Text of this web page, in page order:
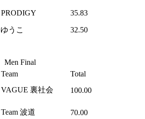
PRODIGY 35.83
うこ 32.50
Final
Team
Total
VAGUE 裏社会 100.00
Team 波道 70.00